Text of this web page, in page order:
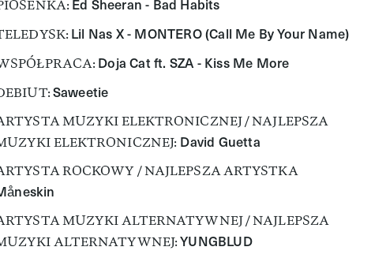
Ed Sheeran - Bad Habits
Lil Nas X - MONTERO (Call Me By Your Name)
Doja Cat ft. SZA - Kiss Me More
Saweetie
MUZYKI ELEKTRONICZNEJ / NAJLEPSZA
ELEKTRONICZNEJ: David Guetta
ROCKOWY / NAJLEPSZA ARTYSTKA
MUZYKI ALTERNATYWNEJ / NAJLEPSZA
ALTERNATYWNEJ:YUNGBLUD